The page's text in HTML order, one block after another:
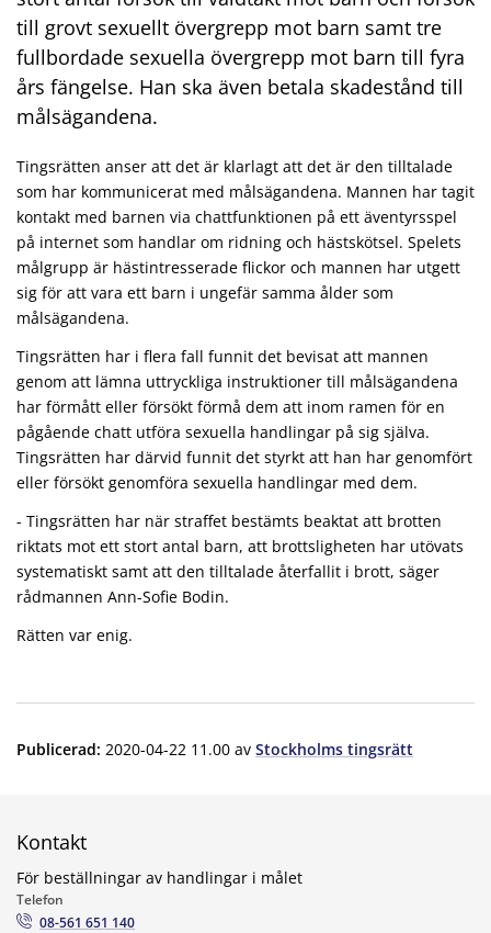
till grovt sexuellt övergrepp mot barn samt tre
fullbordade sexuella övergrepp mot barn till fyra
års fängelse. Han ska även betala skadestånd till
målsägandena.
Tingsrätten anser att det är klarlagt att det är den tilltalade
som har kommunicerat med målsägandena. Mannen har tagit
kontakt med barnen via chattfunktionen på ett äventyrsspel
på internet som handlar om ridning och hästskötsel. Spelets
målgrupp är hästintresserade flickor och mannen har utgett
sig för att vara ett barn i ungefär samma ålder som
målsägandena.
Tingsrätten har i flera fall funnit det bevisat att mannen
genom att lämna uttryckliga instruktioner till målsägandena
har förmått eller försökt förmå dem att inom ramen för en
pågående chatt utföra sexuella handlingar på sig själva.
Tingsrätten har därvid funnit det styrkt att han har genomfört
eller försökt genomföra sexuella handlingar med dem.
- Tingsrätten har när straffet bestämts beaktat att brotten
riktats mot ett stort antal barn, att brottsligheten har utövats
systematiskt samt att den tilltalade återfallit i brott, säger
rådmannen Ann-Sofie Bodin.
Rätten var enig.
Publicerad: 2020-04-22 11.00 av Stockholms tingsrätt
Kontakt
För beställningar av handlingar i målet
Telefon
08-561 651 140